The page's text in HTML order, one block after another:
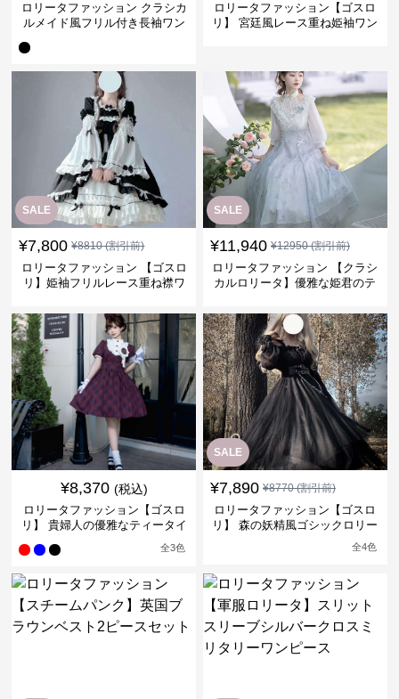
ロリータファッション クラシカ
ルメイド風フリル付き長袖ワン
ロリータファッション【ゴスロ
リ】 宮廷風レース重ね姫袖ワン
SALE
¥7,800 ¥8810(割引前)
ロリータファッション 【ゴスロ
リ】姫袖フリルレース重ね襟ワ
SALE
¥11,940 ¥12950(割引前)
ロリータファッション 【クラシ
カルロリータ】優雅な姫君のテ
¥8,370 (税込)
ロリータファッション【ゴスロ
リ】 貴婦人の優雅なティータイ
全3色
SALE
¥7,890 ¥8770(割引前)
ロリータファッション【ゴスロ
リ】 森の妖精風ゴシックロリー
全4色